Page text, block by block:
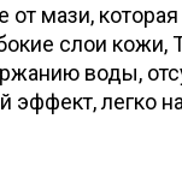
от мази,
слои кожи,
воды,
легко